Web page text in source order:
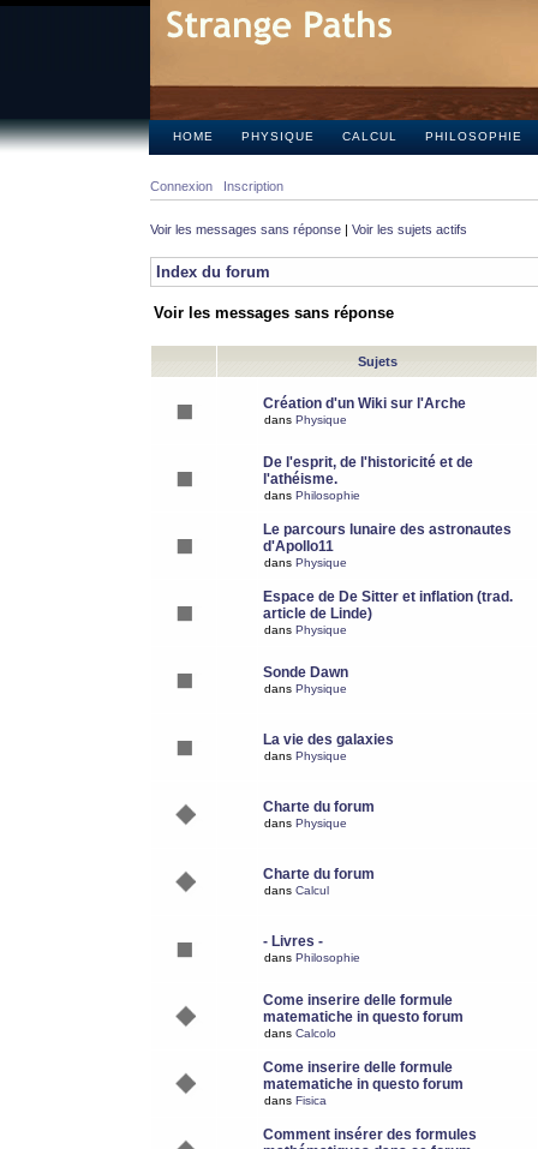
HOME PHYSIQUE CALCUL PHILOSOPHIE
Connexion Inscription
Voir les messages sans réponse | Voir les sujets actifs
Index du forum
Voir les messages sans réponse
Sujets
Création d'un Wiki sur l'Arche
dans Physique
De l'esprit, de l'historicité et de
l'athéisme.
dans Philosophie
Le parcours lunaire des astronautes
d'Apollo11
dans Physique
Espace de De Sitter et inflation (trad.
article de Linde)
dans Physique
Sonde Dawn
dans Physique
La vie des galaxies
dans Physique
Charte du forum
dans Physique
Charte du forum
dans Calcul
- Livres -
dans Philosophie
Come inserire delle formule
matematiche in questo forum
dans Calcolo
Come inserire delle formule
matematiche in questo forum
dans Fisica
Comment insérer des formules